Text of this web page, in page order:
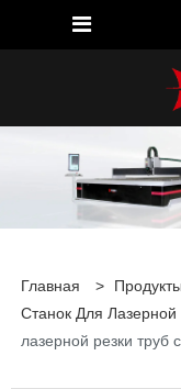
Главная > Продукты
Станок Для
лазерной резки труб